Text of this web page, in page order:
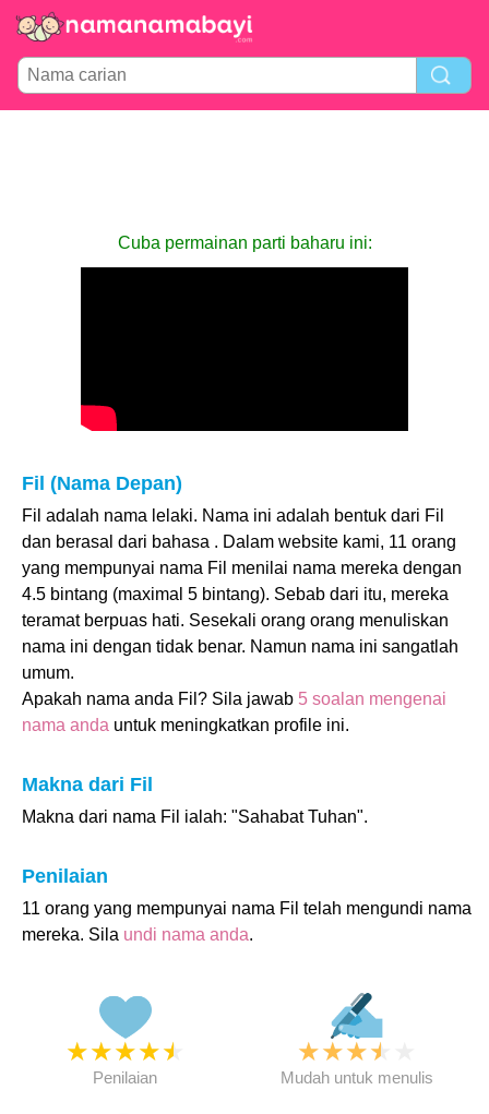
Cuba permainan parti baharu ini:
Fil (Nama Depan)
Fil adalah nama lelaki. Nama ini adalah bentuk dari Fil
dan berasal dari bahasa . Dalam website kami, 11 orang
yang mempunyai nama Fil menilai nama mereka dengan
4.5 bintang (maximal 5 bintang). Sebab dari itu, mereka
teramat berpuas hati. Sesekali orang orang menuliskan
nama ini dengan tidak benar. Namun nama ini sangatlah
umum.
Apakah nama anda Fil? Sila jawab 5 soalan mengenai
nama anda untuk meningkatkan profile ini.
Makna dari Fil
Makna dari nama Fil ialah: "Sahabat Tuhan".
Penilaian
11 orang yang mempunyai nama Fil telah mengundi nama
mereka. Sila undi nama anda.
★★★★★
Penilaian
★★★★
Mudah untuk menulis